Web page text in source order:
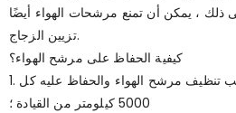
ذلك ، يمكن أن تمنع مرشحات الهواء أيضًا
تزيين الزجاج.
كيفية الحفاظ على مرشح الهواء؟
1. وفقًا لدورة صيانة السيارة ، يجب تنظيف مرشح الهواء والحفاظ عليه كل
5000 كيلومتر من القيادة ؛